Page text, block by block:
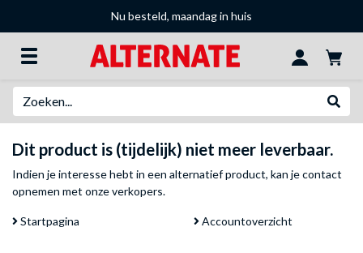
Nu besteld, maandag in huis
Dit product is (tijdelijk) niet meer leverbaar.
Indien je interesse hebt in een alternatief product, kan jecontact
opnemen met onze verkopers.
Startpagina Accountoverzicht